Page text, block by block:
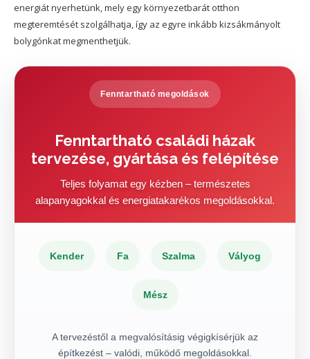
energiát nyerhetünk, mely egy környezetbarát otthon
megteremtését szolgálhatja, így az egyre inkább kizsákmányolt
bolygónkat megmenthetjük.
Fenntartható megoldások
Fenntartható családi házak
tervezése, gyártása és felépítése
Teljes folyamat egy kézben – természetes
alapanyagokkal és energiatakarékos megoldásokkal.
Kender Fa Szalma Vályog
Mész
A tervezéstől a megvalósításig végigkísérjük az
építkezést – valódi, működő megoldásokkal.